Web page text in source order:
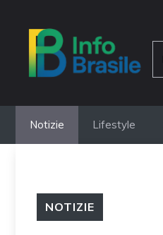
contenuto
Notizie Lifestyle
NOTIZIE